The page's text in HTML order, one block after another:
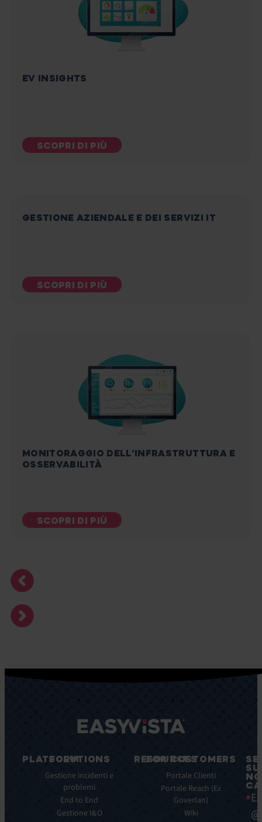
EV INSIGHTS
SCOPRI DI PIÙ
GESTIONE AZIENDALE E DEI SERVIZI IT
SCOPRI DI PIÙ
MONITORAGGIO DELL’INFRASTRUTTURA E
OSSERVABILITÀ
SCOPRI DI PIÙ
PLATFORM
Caratteristiche
principali
principali
SOLUTIONS
Gestione incidenti e
problemi
End to End
Gestione I&O
RESOURCES
Ebook
Whitepaper
FOR CUSTOMERS
Portale Clienti
Portale Reach (Ex
Goverlan)
Wiki